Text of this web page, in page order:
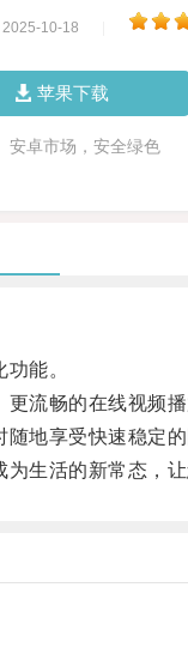
2025-10-18
苹果下载
安卓市场，安全绿色
能。
流畅的在线视频播
地享受快速稳定的
活的新常态，让